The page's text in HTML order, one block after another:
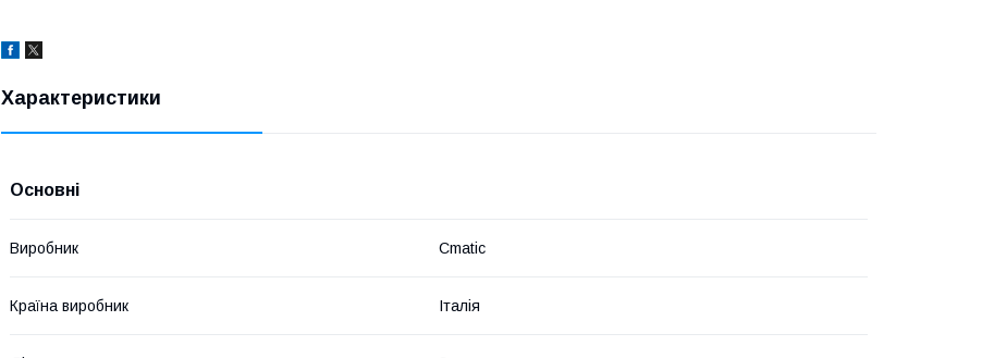
Характеристики
Основні
Виробник Cmatic
Країна виробник Італія